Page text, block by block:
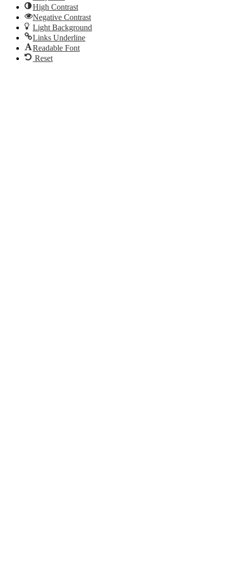
High Contrast
Negative Contrast
Light Background
Links Underline
Readable Font
Reset